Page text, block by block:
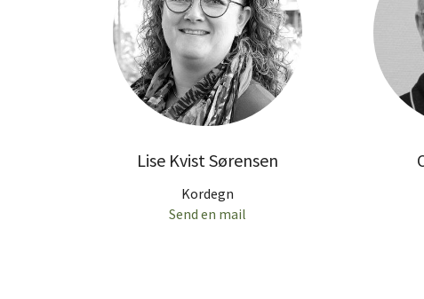
Lise Kvist Sørensen
Kordegn
Send en mail